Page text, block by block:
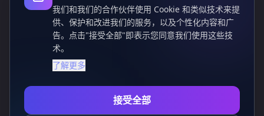
我们和我们的合作伙伴使用 Cookie 和类似技术来提
供、保护和改进我们的服务，以及个性化内容和广
告。点击"接受全部"即表示您同意我们使用这些技
术。
了解更多
接受全部